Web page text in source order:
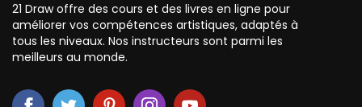
21 Draw offre des cours et des livres en ligne pour
améliorer vos compétences artistiques, adaptés à
tous les niveaux. Nos instructeurs sont parmi les
meilleurs au monde.